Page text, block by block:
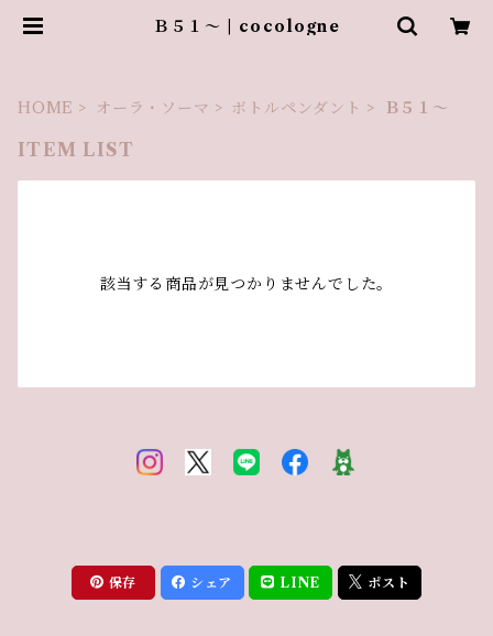
Ｂ５１～ | cocologne
HOME オーラ・ソーマ ボトルペンダント Ｂ５１～
ITEM LIST
該当する商品が見つかりませんでした。
保存 シェア LINE ポスト